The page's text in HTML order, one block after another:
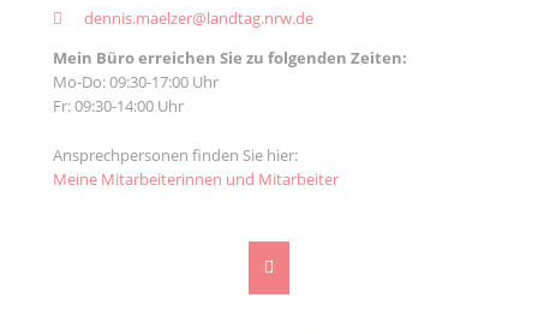
dennis.maelzer@landtag.nrw.de
Mein Büro erreichen Sie zu folgenden Zeiten:
Mo-Do: 09:30-17:00 Uhr
Fr: 09:30-14:00 Uhr
Ansprechpersonen finden Sie hier:
Meine Mitarbeiterinnen und Mitarbeiter